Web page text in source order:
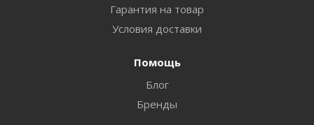
Гарантия на товар
Условия доставки
Помощь
Блог
Бренды